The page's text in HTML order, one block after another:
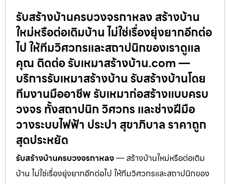
รับสร้างบ้านครบวงจรกาหลง สร้างบ้าน
ใหม่หรือต่อเติมบ้าน ไม่ใช่เรื่องยุ่งยากอีกต่อ
ไป ให้ทีมวิศวกรและสถาปนิกของเราดูแล
คุณ ติดต่อ รับเหมาสร้างบ้าน.com —
บริการรับเหมาสร้างบ้าน รับสร้างบ้านโดย
ทีมงานมืออาชีพ รับเหมาก่อสร้างแบบครบ
วงจร ทั้งสถาปนิก วิศวกร และช่างฝีมือ
วางระบบไฟฟ้า ประปา สุขาภิบาล ราคาถูก
สุดประหยัด
รับสร้างบ้านครบวงจรกาหลง— สร้างบ้านใหม่หรือต่อเติม
บ้าน ไม่ใช่เรื่องยุ่งยากอีกต่อไป ให้ทีมวิศวกรและสถาปนิกของ